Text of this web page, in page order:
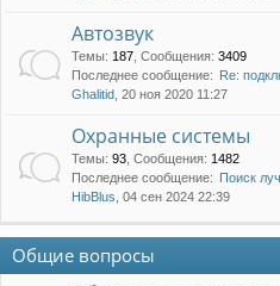
Автозвук
Темы: 187 Сообщения: 3409
Последнее сообщение: Re:
Ghalitid , 20 ноя 2020 11:27
Охранные системы
Темы: 93 Сообщения: 1482
Последнее сообщение: Поиск
HibBlus , 04 сен 2024 22:39
Общие вопросы